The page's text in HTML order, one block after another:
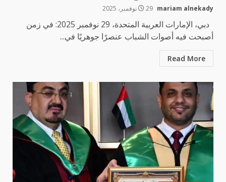
mariam alnekady 29 نوفمبر، 2025
دبي، الإمارات العربية المتحدة، 29 نوفمبر 2025: في زمن
أصبحت فيه أصوات الشباب عنصرًا جوهريًا في...
Read More